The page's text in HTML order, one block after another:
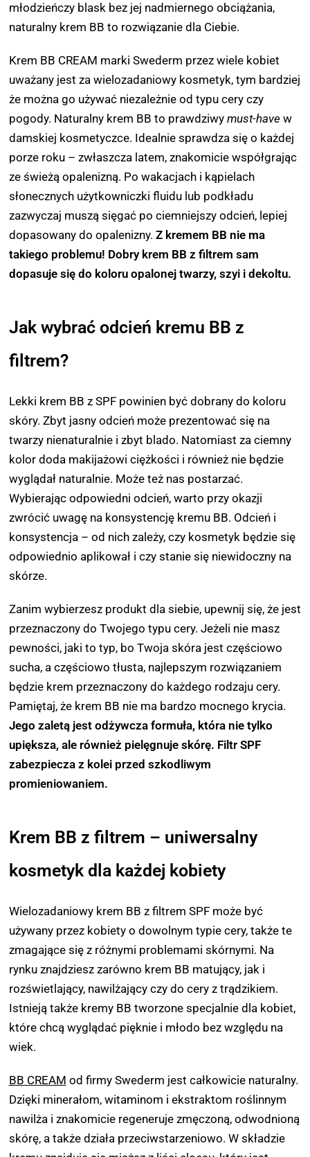
młodzieńczy blask bez jej nadmiernego obciążania,
naturalny krem BB to rozwiązanie dla Ciebie.
Krem BB CREAM marki Swederm przez wiele kobiet
uważany jest za wielozadaniowy kosmetyk, tym bardziej
że można go używać niezależnie od typu cery czy
pogody. Naturalny krem BB to prawdziwy must-have w
damskiej kosmetyczce. Idealnie sprawdza się o każdej
porze roku – zwłaszcza latem, znakomicie współgrając
ze świeżą opalenizną. Po wakacjach i kąpielach
słonecznych użytkowniczki fluidu lub podkładu
zazwyczaj muszą sięgać po ciemniejszy odcień, lepiej
dopasowany do opalenizny. Z kremem BB nie ma
takiego problemu! Dobry krem BB z filtrem sam
dopasuje się do koloru opalonej twarzy, szyi i dekoltu.
Jak wybrać odcień kremu BB z
filtrem?
Lekki krem BB z SPF powinien być dobrany do koloru
skóry. Zbyt jasny odcień może prezentować się na
twarzy nienaturalnie i zbyt blado. Natomiast za ciemny
kolor doda makijażowi ciężkości i również nie będzie
wyglądał naturalnie. Może też nas postarzać.
Wybierając odpowiedni odcień, warto przy okazji
zwrócić uwagę na konsystencję kremu BB. Odcień i
konsystencja – od nich zależy, czy kosmetyk będzie się
odpowiednio aplikował i czy stanie się niewidoczny na
skórze.
Zanim wybierzesz produkt dla siebie, upewnij się, że jest
przeznaczony do Twojego typu cery. Jeżeli nie masz
pewności, jaki to typ, bo Twoja skóra jest częściowo
sucha, a częściowo tłusta, najlepszym rozwiązaniem
będzie krem przeznaczony do każdego rodzaju cery.
Pamiętaj, że krem BB nie ma bardzo mocnego krycia.
Jego zaletą jest odżywcza formuła, która nie tylko
upiększa, ale również pielęgnuje skórę. Filtr SPF
zabezpiecza z kolei przed szkodliwym
promieniowaniem.
Krem BB z filtrem – uniwersalny
kosmetyk dla każdej kobiety
Wielozadaniowy krem BB z filtrem SPF może być
używany przez kobiety o dowolnym typie cery, także te
zmagające się z różnymi problemami skórnymi. Na
rynku znajdziesz zarówno krem BB matujący, jak i
rozświetlający, nawilżający czy do cery z trądzikiem.
Istnieją także kremy BB tworzone specjalnie dla kobiet,
które chcą wyglądać pięknie i młodo bez względu na
wiek.
BB CREAM od firmy Swederm jest całkowicie naturalny.
Dzięki minerałom, witaminom i ekstraktom roślinnym
nawilża i znakomicie regeneruje zmęczoną, odwodnioną
skórę, a także działa przeciwstarzeniowo. W składzie